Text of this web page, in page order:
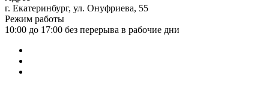
г. Екатеринбург, ул. Онуфриева, 55
Режим работы
10:00 до 17:00 без перерыва в рабочие дни